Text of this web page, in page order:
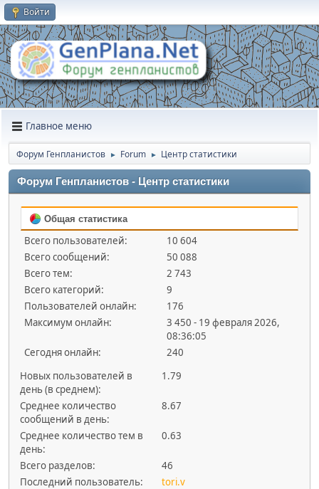
Войти
Главное меню
Форум Генпланистов ► Forum ► Центр статистики
Форум Генпланистов - Центр статистики
Общая статистика
Всего пользователей:
10 604
Всего сообщений:
50 088
Всего тем:
2 743
Всего категорий:
9
Пользователей онлайн:
176
Максимум онлайн:
3 450 - 19 февраля 2026,
08:36:05
Сегодня онлайн:
240
Новых пользователей в
день (в среднем):
1.79
Среднее количество
сообщений в день:
8.67
Среднее количество тем в
день:
0.63
Всего разделов:
46
Последний пользователь:
tori.v